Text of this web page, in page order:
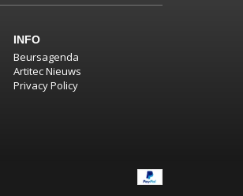
INFO
Beursagenda
Artitec Nieuws
Privacy Policy